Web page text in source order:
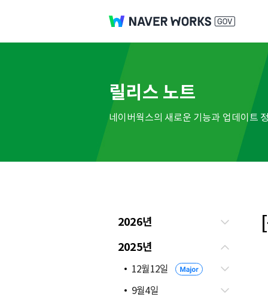
릴리스 노트
네이버웍스의 새로운 기능과 업데이트
2026년
2025년
12월12일
9월4일